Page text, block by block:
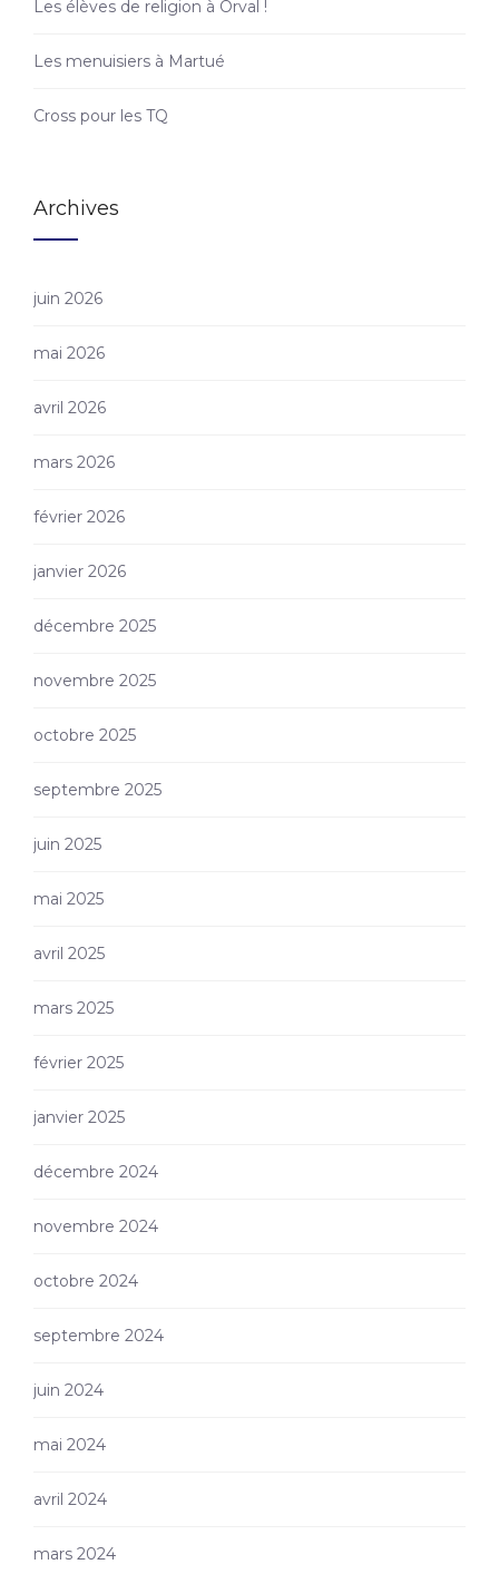
Les élèves de religion à Orval !
Les menuisiers à Martué
Cross pour les TQ
Archives
juin 2026
mai 2026
avril 2026
mars 2026
février 2026
janvier 2026
décembre 2025
novembre 2025
octobre 2025
septembre 2025
juin 2025
mai 2025
avril 2025
mars 2025
février 2025
janvier 2025
décembre 2024
novembre 2024
octobre 2024
septembre 2024
juin 2024
mai 2024
avril 2024
mars 2024